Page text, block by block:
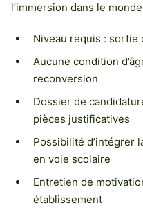
l’immersion dans le
Niveau requis : sortie
Aucune condition
reconversion
Dossier de
pièces justificatives
Possibilité d’intégrer
en voie scolaire
Entretien de
établissement